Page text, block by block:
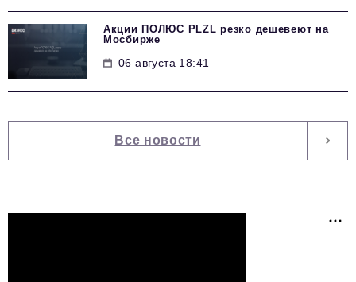
Акции ПОЛЮС PLZL резко дешевеют на
Мосбирже
06 августа 18:41
Все новости